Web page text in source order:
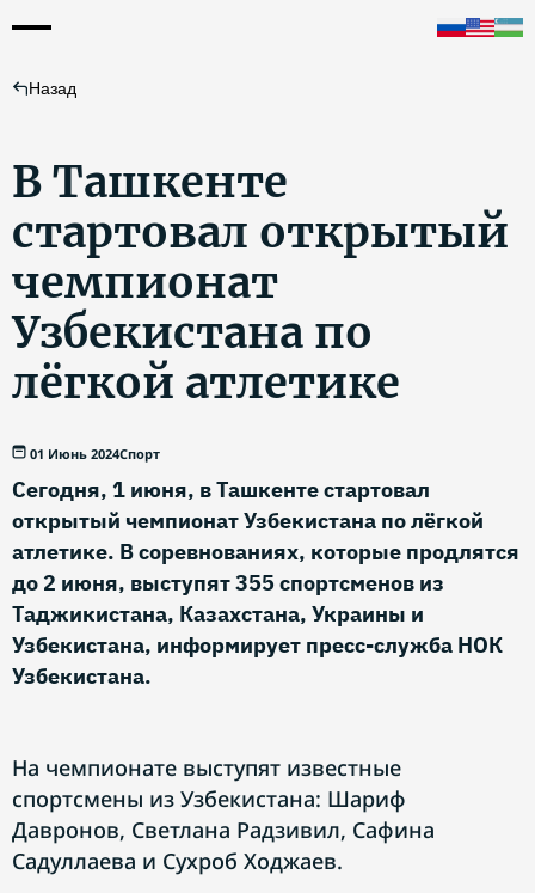
Назад
В Ташкенте
стартовал открытый
чемпионат
Узбекистана по
лёгкой атлетике
01 Июнь 2024Спорт
Сегодня, 1 июня, в Ташкенте стартовал
открытый чемпионат Узбекистана по лёгкой
атлетике. В соревнованиях, которые продлятся
до 2 июня, выступят 355 спортсменов из
Таджикистана, Казахстана, Украины и
Узбекистана, информирует пресс-служба НОК
Узбекистана.
На чемпионате выступят известные
спортсмены из Узбекистана: Шариф
Давронов, Светлана Радзивил, Сафина
Садуллаева и Сухроб Ходжаев.